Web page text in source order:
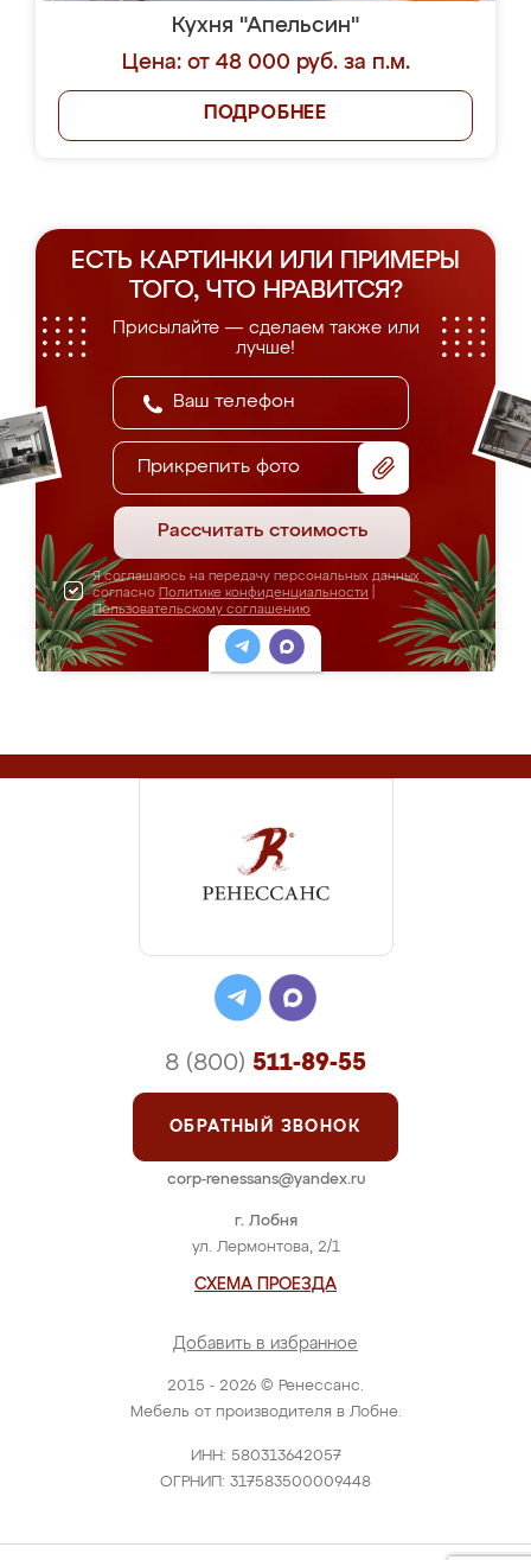
Кухня "Апельсин"
Цена: от 48 000 руб. за п.м.
ПОДРОБНЕЕ
ЕСТЬ КАРТИНКИ ИЛИ ПРИМЕРЫ
ТОГО, ЧТО НРАВИТСЯ?
Присылайте — сделаем также или
лучше!
Прикрепить фото
Рассчитать стоимость
Я соглашаюсь на передачу персональных данных
согласно Политике конфиденциальности
Пользовательскому соглашению
2015 - 2026 © Ренессанс.
Мебель от производителя в Лобне.
ИНН: 580313642057
ОГРНИП: 317583500009448
г. Лобня
ул. Лермонтова, 2/1
СХЕМА ПРОЕЗДА
Добавить в избранное
8 (800) 511-89-55
ОБРАТНЫЙ ЗВОНОК
corp-renessans@yandex.ru